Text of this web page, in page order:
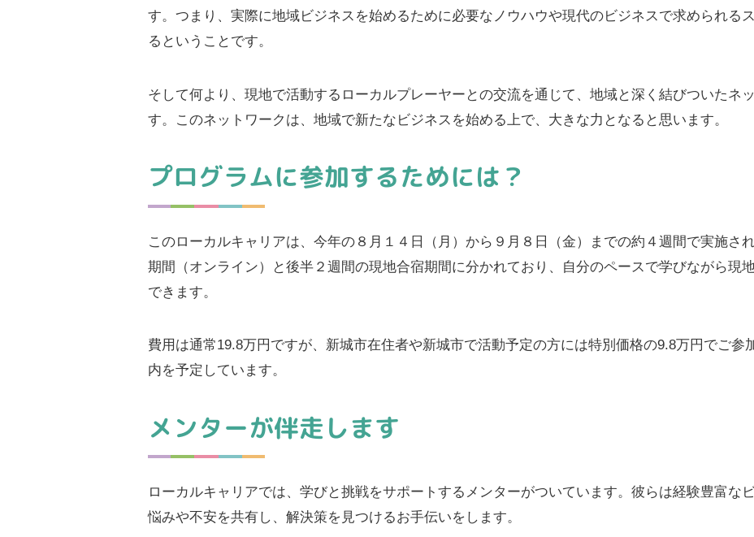
す。つまり、実際に地域ビジネスを始めるために必要なノウハウや現代のビジネスで求められる
るということです。
そして何より、現地で活動するローカルプレーヤーとの交流を通じて、地域と深く結びついたネ
す。このネットワークは、地域で新たなビジネスを始める上で、大きな力となると思います。
プログラムに参加するためには？
このローカルキャリアは、今年の８月１４日（月）から９月８日（金）までの約４週間で実施さ
期間（オンライン）と後半２週間の現地合宿期間に分かれており、自分のペースで学びながら現
できます。
費用は通常19.8万円ですが、新城市在住者や新城市で活動予定の方には特別価格の9.8万円でご参
内を予定しています。
メンターが伴走します
ローカルキャリアでは、学びと挑戦をサポートするメンターがついています。彼らは経験豊富な
悩みや不安を共有し、解決策を見つけるお手伝いをします。